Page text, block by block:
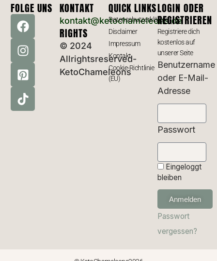
FOLGE UNS KONTAKT
kontakt@ketochameleons.de
RIGHTS
© 2024
Allrightsreserved-
KetoChameleons
QUICK LINKS
Datenschutzerklärung
Disclaimer
Impressum
Kontakt
Cookie-Richtlinie
(EU)
LOGIN ODER
REGISTRIEREN
Registriere dich
kostenlos auf
unserer Seite
Benutzername
oder E-Mail-
Adresse
Passwort
Eingeloggt
bleiben
Anmelden
Passwort
vergessen?